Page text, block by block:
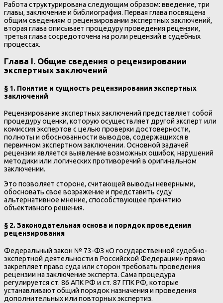
Работа структурирована следующим образом: введение, три
главы, заключение и библиография. Первая глава посвящена
общим сведениям о рецензировании экспертных заключений,
вторая глава описывает процедуру проведения рецензии,
третья глава сосредоточена на роли рецензий в судебных
процессах.
Глава I. Общие сведения о рецензировании
экспертных заключений
§ 1. Понятие и сущность рецензирования экспертных
заключений
Рецензирование экспертных заключений представляет собой
процедуру оценки, которую осуществляет другой эксперт или
комиссия экспертов с целью проверки достоверности,
полноты и обоснованности выводов, содержащихся в
первичном экспертном заключении. Основной задачей
рецензии является выявление возможных ошибок, нарушений
методики или логических противоречий в оригинальном
заключении.
Это позволяет стороне, считающей выводы неверными,
обосновать свое возражение и представить суду
альтернативное мнение, способствующее принятию
объективного решения.
§ 2. Законодательная основа и порядок проведения
рецензирования
Федеральный закон № 73-ФЗ «О государственной судебно-
экспертной деятельности в Российской Федерации» прямо
закрепляет право суда или сторон требовать проведения
рецензии на заключение эксперта. Сама процедура
регулируется ст. 86 АПК РФ и ст. 87 ГПК РФ, которые
устанавливают общий порядок назначения и проведения
дополнительных или повторных экспертиз.